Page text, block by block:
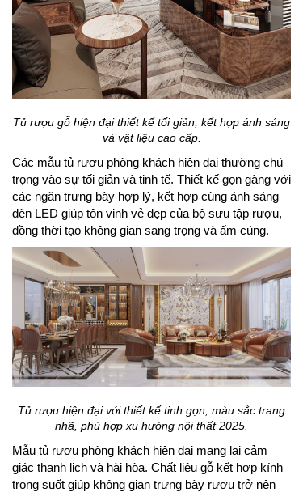
Tủ rượu gỗ hiện đại thiết kế tối giản, kết hợp ánh sáng
và vật liệu cao cấp.
Các mẫu tủ rượu phòng khách hiện đại thường chú
trọng vào sự tối giản và tinh tế. Thiết kế gọn gàng với
các ngăn trưng bày hợp lý, kết hợp cùng ánh sáng
đèn LED giúp tôn vinh vẻ đẹp của bộ sưu tập rượu,
đồng thời tạo không gian sang trọng và ấm cúng.
Tủ rượu hiện đại với thiết kế tinh gọn, màu sắc trang
nhã, phù hợp xu hướng nội thất 2025.
Mẫu tủ rượu phòng khách hiện đại mang lại cảm
giác thanh lịch và hài hòa. Chất liệu gỗ kết hợp kính
trong suốt giúp không gian trưng bày rượu trở nên